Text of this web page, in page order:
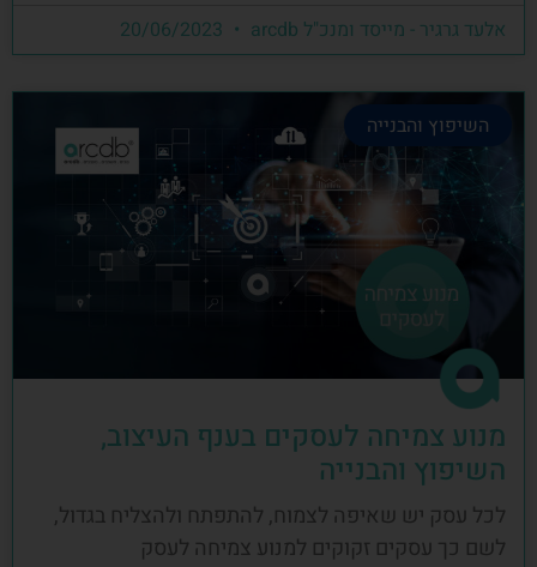
אלעד גרגיר - מייסד ומנכ"ל arcdb
השיפוץ והבנייה
מנוע צמיחה לעסקים בענף העיצוב,
השיפוץ והבנייה
לכל עסק יש שאיפה לצמוח, להתפתח ולהצליח בגדול,
לשם כך עסקים זקוקים למנוע צמיחה לעסק